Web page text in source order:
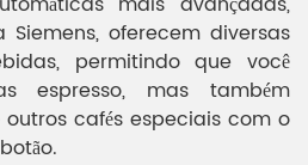
oferecem diversas
permitindo que você
espresso, mas também
cafés especiais com o